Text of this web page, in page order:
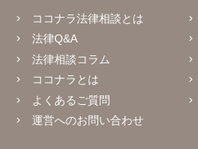
ココナラ法律相談とは
法律Q&A
法律相談コラム
ココナラとは
よくあるご質問
運営へのお問い合わせ